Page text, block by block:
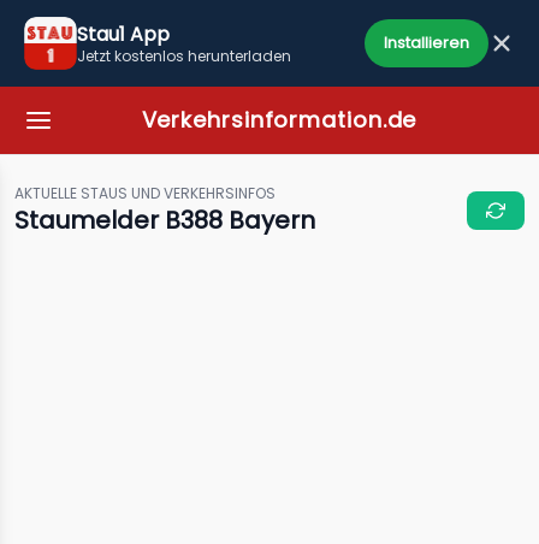
Stau1 App
Jetzt kostenlos herunterladen
Installieren
Verkehrsinformation.de
AKTUELLE STAUS UND VERKEHRSINFOS
Staumelder B388 Bayern